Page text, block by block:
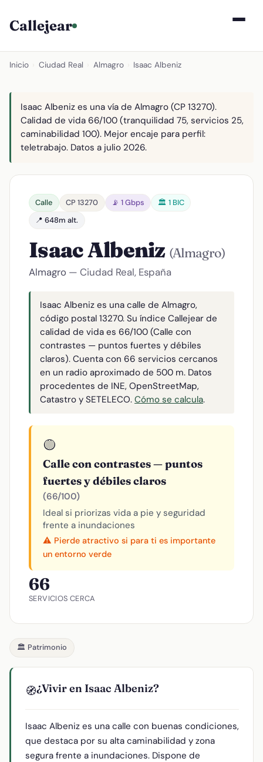
Callejear
Inicio Ciudad Real Almagro Isaac Albeniz
Isaac Albeniz es una vía de Almagro (CP 13270).
Calidad de vida 66/100 (tranquilidad 75, servicios 25,
caminabilidad 100). Mejor encaje para perfil:
teletrabajo. Datos a julio 2026.
Calle CP 13270 📡 1 Gbps
🏛️ 1 BIC
📍 648m alt.
Isaac Albeniz (Almagro)
Almagro — Ciudad Real, España
Isaac Albeniz es una calle de Almagro,
código postal 13270. Su índice Callejear de
calidad de vida es 66/100 (Calle con
contrastes — puntos fuertes y débiles
claros). Cuenta con 66 servicios cercanos
en un radio aproximado de 500 m. Datos
procedentes de INE, OpenStreetMap,
Catastro y SETELECO. Cómo se calcula.
🟡
Calle con contrastes — puntos
fuertes y débiles claros
(66/100)
Ideal si priorizas vida a pie y seguridad
frente a inundaciones
⚠️ Pierde atractivo si para ti es importante
un entorno verde
66
SERVICIOS CERCA
🏛️ Patrimonio
🧭¿Vivir en Isaac Albeniz?
Isaac Albeniz es una calle con buenas condiciones,
que destaca por su alta caminabilidad y zona
segura frente a inundaciones. Dispone de